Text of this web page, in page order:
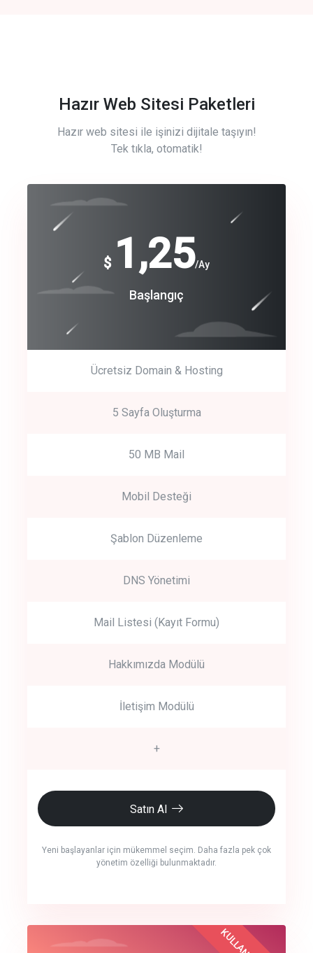
Hazır Web Sitesi Paketleri
Hazır web sitesi ile işinizi dijitale taşıyın!
Tek tıkla, otomatik!
$ 1,25/Ay
Başlangıç
Ücretsiz Domain & Hosting
5 Sayfa Oluşturma
50 MB Mail
Mobil Desteği
Şablon Düzenleme
DNS Yönetimi
Mail Listesi (Kayıt Formu)
Hakkımızda Modülü
İletişim Modülü
+
Satın Al
Yeni başlayanlar için mükemmel seçim. Daha fazla pek çok
yönetim özelliği bulunmaktadır.
Free
Basic
crm auto cync